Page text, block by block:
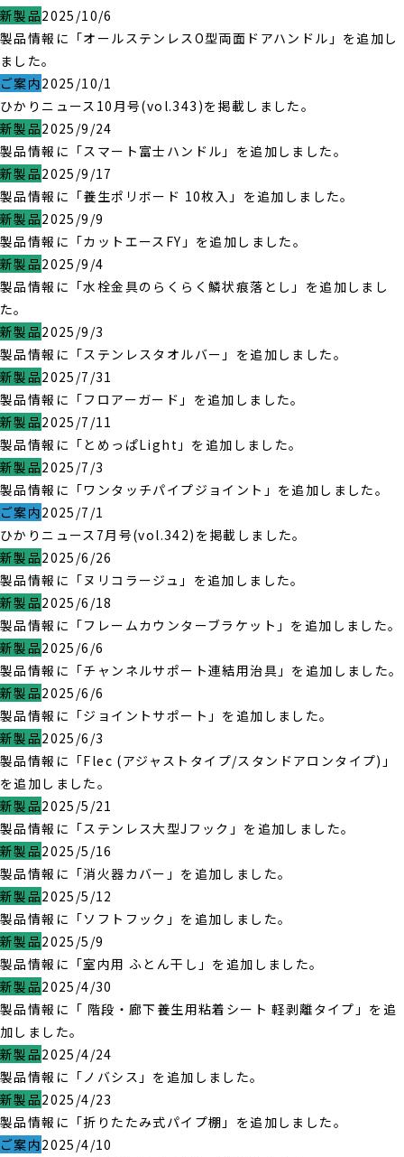
新製品2025/10/6
製品情報に「オールステンレスO型両面ドアハンドル」を追加し
ました。
ご案内2025/10/1
ひかりニュース10月号(vol.343)を掲載しました。
新製品2025/9/24
製品情報に「スマート富士ハンドル」を追加しました。
新製品2025/9/17
製品情報に「養生ポリボード 10枚入」を追加しました。
新製品2025/9/9
製品情報に「カットエースFY」を追加しました。
新製品2025/9/4
製品情報に「水栓金具のらくらく鱗状痕落とし」を追加しまし
た。
新製品2025/9/3
製品情報に「ステンレスタオルバー」を追加しました。
新製品2025/7/31
製品情報に「フロアーガード」を追加しました。
新製品2025/7/11
製品情報に「とめっぱLight」を追加しました。
新製品2025/7/3
製品情報に「ワンタッチパイプジョイント」を追加しました。
ご案内2025/7/1
ひかりニュース7月号(vol.342)を掲載しました。
新製品2025/6/26
製品情報に「ヌリコラージュ」を追加しました。
新製品2025/6/18
製品情報に「フレームカウンターブラケット」を追加しました。
新製品2025/6/6
製品情報に「チャンネルサポート連結用治具」を追加しました。
新製品2025/6/6
製品情報に「ジョイントサポート」を追加しました。
新製品2025/6/3
製品情報に「Flec (アジャストタイプ/スタンドアロンタイプ)」
を追加しました。
新製品2025/5/21
製品情報に「ステンレス大型Jフック」を追加しました。
新製品2025/5/16
製品情報に「消火器カバー」を追加しました。
新製品2025/5/12
製品情報に「ソフトフック」を追加しました。
新製品2025/5/9
製品情報に「室内用 ふとん干し」を追加しました。
新製品2025/4/30
製品情報に「 階段・廊下養生用粘着シート 軽剥離タイプ」を追
加しました。
新製品2025/4/24
製品情報に「ノバシス」を追加しました。
新製品2025/4/23
製品情報に「折りたたみ式パイプ棚」を追加しました。
ご案内2025/4/10